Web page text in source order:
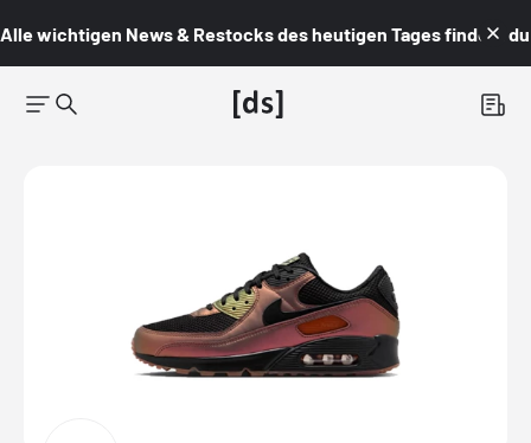
Alle wichtigen News & Restocks des heutigen Tages findest du